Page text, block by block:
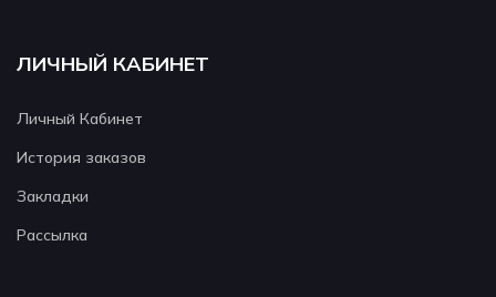
ЛИЧНЫЙ КАБИНЕТ
Личный Кабинет
История заказов
Закладки
Рассылка